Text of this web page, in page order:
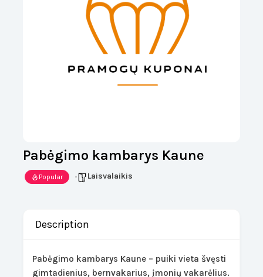
Pabėgimo kambarys Kaune
Popular Laisvalaikis
Description
Pabėgimo kambarys Kaune – puiki vieta švęsti
gimtadienius, bernvakarius, įmonių vakarėlius.